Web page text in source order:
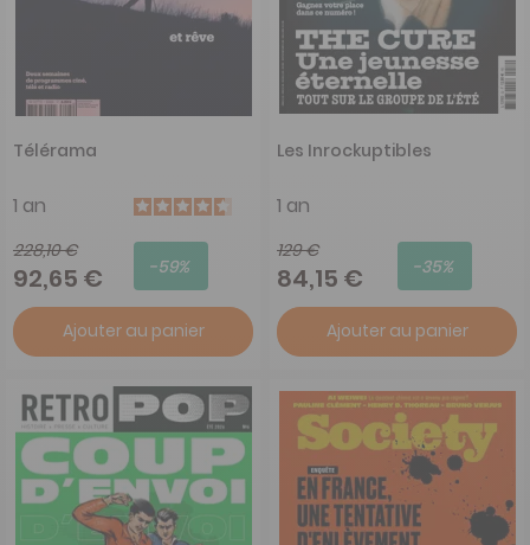
Télérama
1 an
228,10 €
92,65 € -59%
Ajouter au panier
Les Inrockuptibles
1 an
129 €
84,15 € -35%
Ajouter au panier